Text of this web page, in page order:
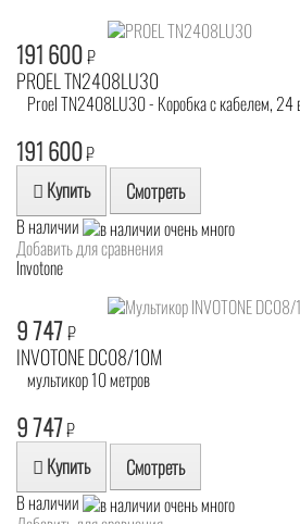
191 600₽
PROEL TN2408LU30
Proel TN2408LU30 - Коробка с кабелем, 24
191 600₽
Купить Смотреть
В наличии
Добавить для сравнения
Invotone
9 747₽
INVOTONE DC08/10M
мультикор 10 метров
9 747₽
Купить Смотреть
В наличии